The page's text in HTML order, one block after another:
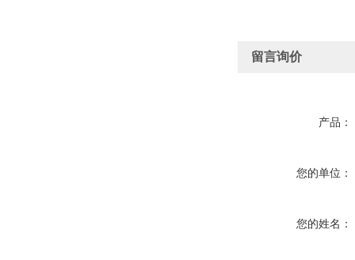
留言询价
产品：
您的单位：
您的姓名：